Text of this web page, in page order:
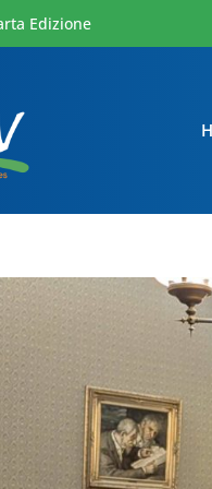
Edizione